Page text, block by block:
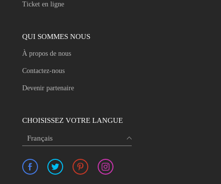
Ticket en ligne
QUI SOMMES NOUS
À propos de nous
Contactez-nous
Devenir partenaire
CHOISISSEZ VOTRE LANGUE
Français